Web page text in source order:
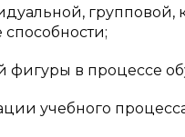
групповой,
фигуры в процессе
учебного